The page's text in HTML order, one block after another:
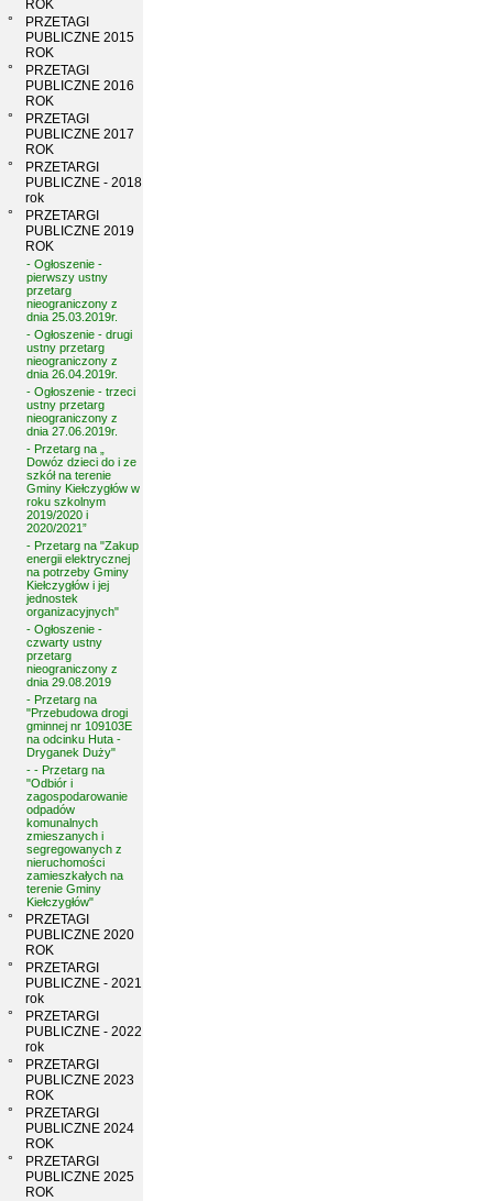
ROK
°
PRZETAGI
PUBLICZNE 2015
ROK
°
PRZETAGI
PUBLICZNE 2016
ROK
°
PRZETAGI
PUBLICZNE 2017
ROK
°
PRZETARGI
PUBLICZNE - 2018
rok
°
PRZETARGI
PUBLICZNE 2019
ROK
- Ogłoszenie -
pierwszy ustny
przetarg
nieograniczony z
dnia 25.03.2019r.
- Ogłoszenie - drugi
ustny przetarg
nieograniczony z
dnia 26.04.2019r.
- Ogłoszenie - trzeci
ustny przetarg
nieograniczony z
dnia 27.06.2019r.
- Przetarg na „
Dowóz dzieci do i ze
szkół na terenie
Gminy Kiełczygłów w
roku szkolnym
2019/2020 i
2020/2021”
- Przetarg na "Zakup
energii elektrycznej
na potrzeby Gminy
Kiełczygłów i jej
jednostek
organizacyjnych"
- Ogłoszenie -
czwarty ustny
przetarg
nieograniczony z
dnia 29.08.2019
- Przetarg na
"Przebudowa drogi
gminnej nr 109103E
na odcinku Huta -
Dryganek Duży"
- - Przetarg na
"Odbiór i
zagospodarowanie
odpadów
komunalnych
zmieszanych i
segregowanych z
nieruchomości
zamieszkałych na
terenie Gminy
Kiełczygłów"
°
PRZETAGI
PUBLICZNE 2020
ROK
°
PRZETARGI
PUBLICZNE - 2021
rok
°
PRZETARGI
PUBLICZNE - 2022
rok
°
PRZETARGI
PUBLICZNE 2023
ROK
°
PRZETARGI
PUBLICZNE 2024
ROK
°
PRZETARGI
PUBLICZNE 2025
ROK